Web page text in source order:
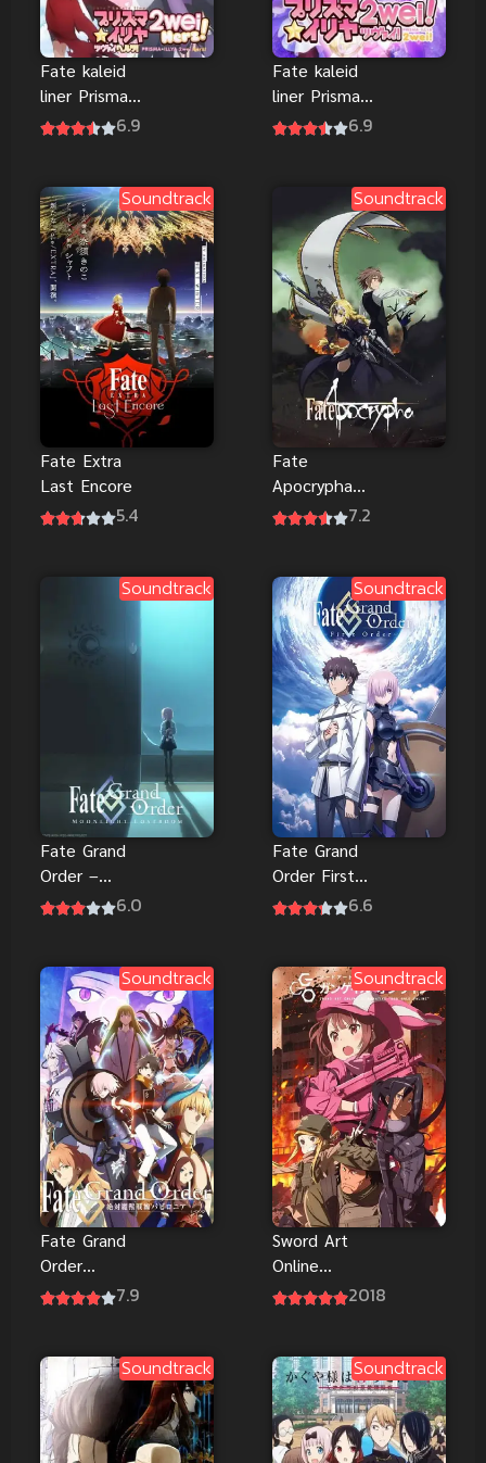
Fate kaleid
liner Prisma
Illya 2wei
อิลิยา
6.9
Fate kaleid
liner Prisma
Illya 2wei 26.9
Soundtrack
Fate Extra
Last Encore
5.4
Soundtrack
Fate
Apocrypha
มหาสงคราม7.2
Soundtrack
Fate Grand
Order –
Moonlight6.0
Soundtrack
Fate Grand
Order First
Order
6.6
Soundtrack
Fate Grand
Order
Babylonia 7.9
Soundtrack
Sword Art
Online
Alternative2018
Soundtrack Soundtrack